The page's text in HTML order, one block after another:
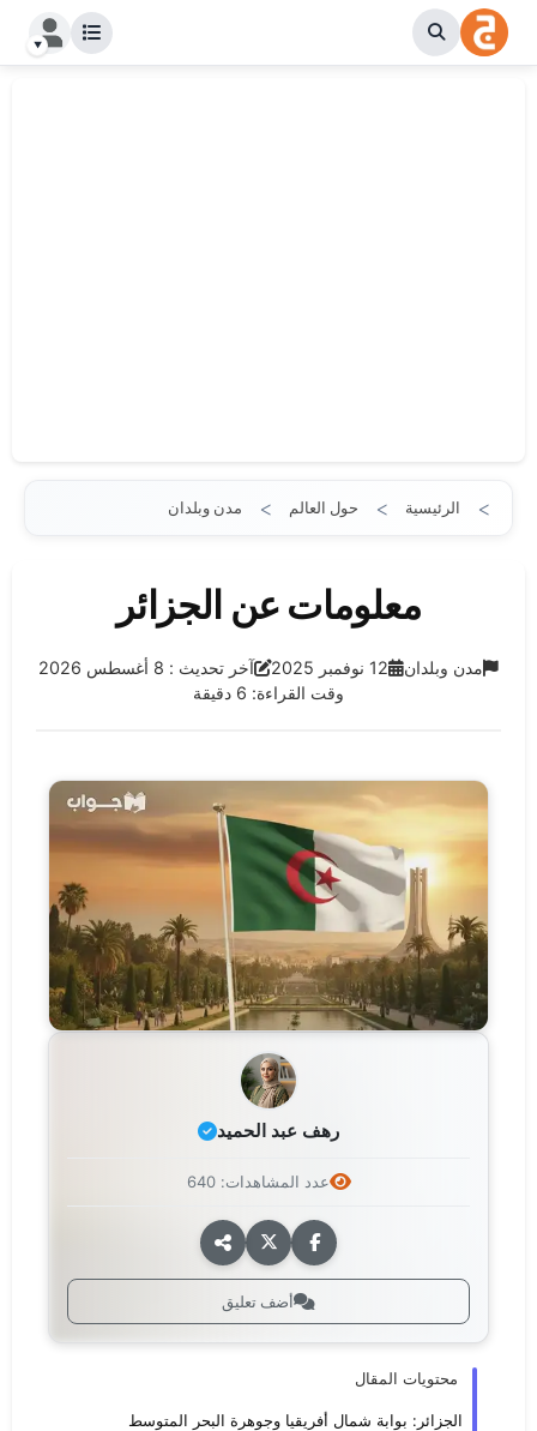
مدن وبلدان حول العالم الرئيسية
معلومات عن الجزائر
الفئة:مدن وبلدانتاريخ النشر:
12 نوفمبر 2025 آخر تحديث:
آخر تحديث : 8 أغسطس 2026
وقت القراءة: 6 دقيقة
رهف عبد الحميد
عدد المشاهدات: 640
أضف تعليق
محتويات المقال
الجزائر: بوابة شمال أفريقيا وجوهرة البحر المتوسط